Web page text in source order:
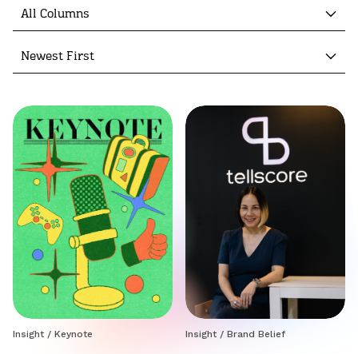
All Columns
Newest First
Insight / Keynote Insight / Brand Belief